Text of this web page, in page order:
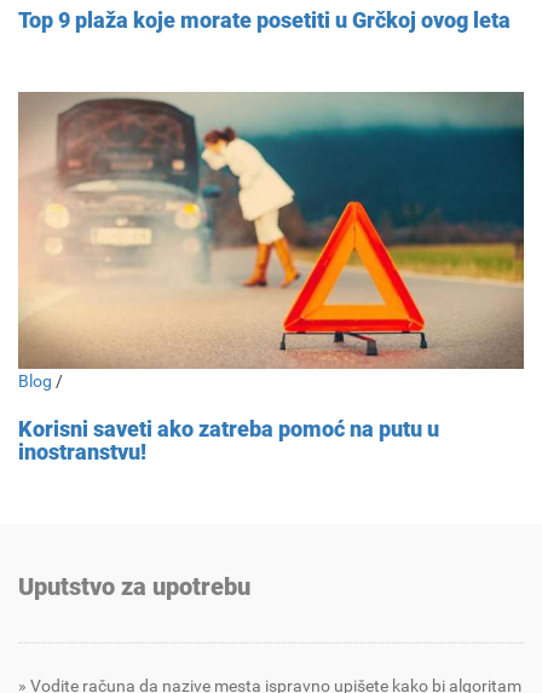
Top 9 plaža koje morate posetiti u Grčkoj ovog leta
Blog /
Korisni saveti ako zatreba pomoć na putu u
inostranstvu!
Uputstvo za upotrebu
Vodite računa da nazive mesta ispravno upišete kako bi algoritam